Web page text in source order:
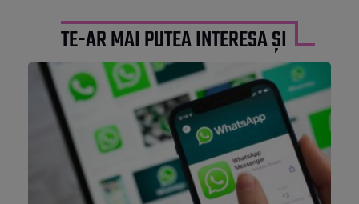
TE-AR MAI PUTEA INTERESA ȘI